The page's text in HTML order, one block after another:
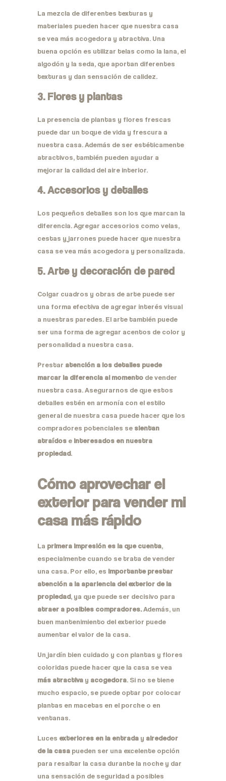
La mezcla de diferentes texturas y
materiales pueden hacer que nuestra casa
se vea más acogedora y atractiva. Una
buena opción es utilizar telas como la lana, el
algodón y la seda, que aportan diferentes
texturas y dan sensación de calidez.
3. Flores y plantas
La presencia de plantas y flores frescas
puede dar un toque de vida y frescura a
nuestra casa. Además de ser estéticamente
atractivos, también pueden ayudar a
mejorar la calidad del aire interior.
4. Accesorios y detalles
Los pequeños detalles son los que marcan la
diferencia. Agregar accesorios como velas,
cestas y jarrones puede hacer que nuestra
casa se vea más acogedora y personalizada.
5. Arte y decoración de pared
Colgar cuadros y obras de arte puede ser
una forma efectiva de agregar interés visual
a nuestras paredes. El arte también puede
ser una forma de agregar acentos de color y
personalidad a nuestra casa.
Prestar atención a los detalles puede
marcar la diferencia al momento de vender
nuestra casa. Asegurarnos de que estos
detalles estén en armonía con el estilo
general de nuestra casa puede hacer que los
compradores potenciales se sientan
atraídos e interesados en nuestra
propiedad.
Cómo aprovechar el
exterior para vender mi
casa más rápido
La primera impresión es la que cuenta,
especialmente cuando se trata de vender
una casa. Por ello, es importante prestar
atención a la apariencia del exterior de la
propiedad, ya que puede ser decisivo para
atraer a posibles compradores.Además, un
buen mantenimiento del exterior puede
aumentar el valor de la casa.
Un jardín bien cuidado y con plantas y flores
coloridas puede hacer que la casa se vea
más atractiva y acogedora. Si no se tiene
mucho espacio, se puede optar por colocar
plantas en macetas en el porche o en
ventanas.
Luces exteriores en la entrada y alrededor
de la casa pueden ser una excelente opción
para resaltar la casa durante la noche y dar
una sensación de seguridad a posibles